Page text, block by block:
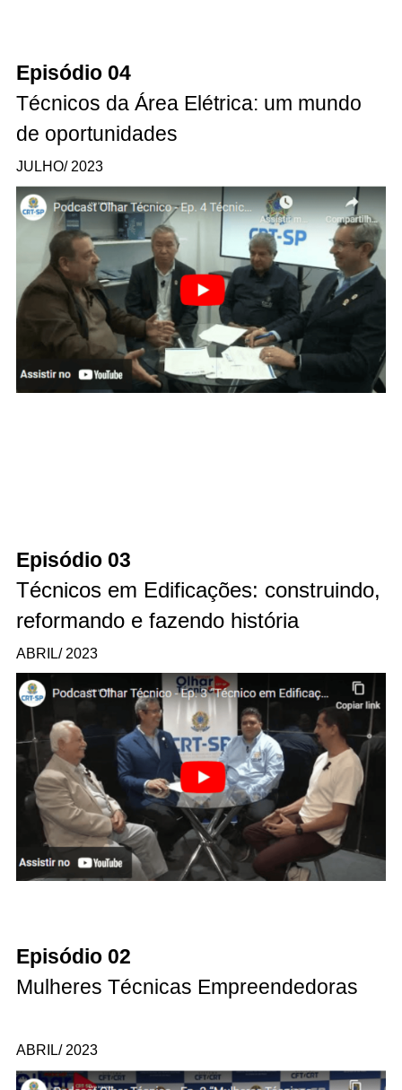
Episódio 04
Técnicos da Área Elétrica: um mundo
de oportunidades
JULHO/ 2023
Episódio 03
Técnicos em Edificações: construindo,
reformando e fazendo história
ABRIL/ 2023
Episódio 02
Mulheres Técnicas Empreendedoras
ABRIL/ 2023